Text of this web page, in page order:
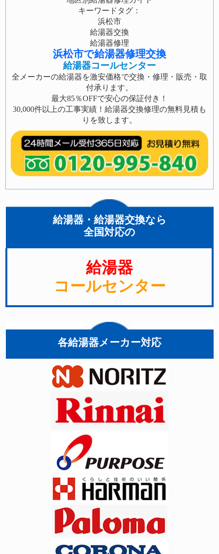
キーワードタグ：
浜松市
給湯器交換
給湯器修理
浜松市で給湯器修理交換
給湯器コールセンター
全メーカーの給湯器を激安価格で交換・修理・販売・取
付承ります。
最大85％OFFで安心の保証付き！
30,000件以上の工事実績！給湯器交換修理の無料見積も
りを致します。
給湯器・給湯器交換なら
全国対応の
給湯器
コールセンター
各給湯器メーカー対応